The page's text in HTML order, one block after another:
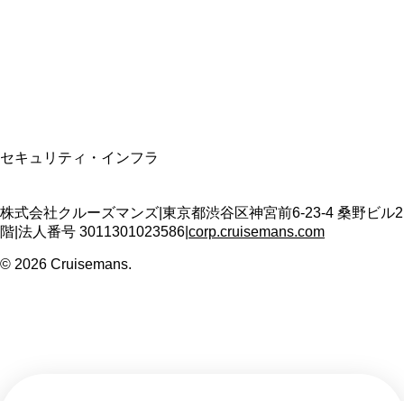
セキュリティ・インフラ
株式会社クルーズマンズ 東京都渋谷区神宮前6-23-4 桑野ビル2
階 法人番号 3011301023586 corp.cruisemans.com
© 2026 Cruisemans.